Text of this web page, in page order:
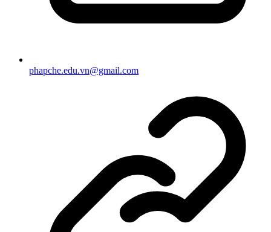
phapche.edu.vn@gmail.com